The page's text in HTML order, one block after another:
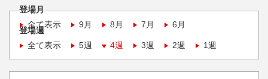
登場月
全て表示
9月 8月 7月 6月
登場週
全て表示
5週 4週 3週 2週 1週